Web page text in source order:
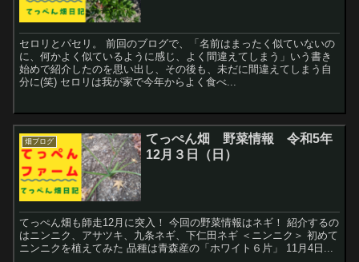
セロリとパセリ。 前回のブログで、「名前はまったく似ていないの
に、何かよく似ているように感じ、よく間違えてしまう」いう書き
始めで紹介したのを思い出し、その後も、未だに間違えてしまう自
分に(笑) セロリは我が家で今年からよく食べ...
畑ブログ
てっぺん畑 野菜情報 令和5年
12月３日（日）
てっぺん畑も師走12月に突入！ 今回の野菜情報はネギ！ 紹介するの
はニンニク、アサツキ、九条ネギ、下仁田ネギ ＜ニンニク＞ 初めて
ニンニクを植えてみた 品種は青森産の「ホワイト６片」 11月4日...